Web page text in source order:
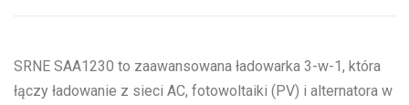
SRNE SAA1230 to zaawansowana ładowarka 3-w-1, która
łączy ładowanie z sieci AC, fotowoltaiki (PV) i alternatora w